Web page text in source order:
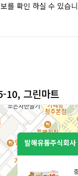
를 확인 하실 수 있습
10, 그린마트
발해유통주식회사